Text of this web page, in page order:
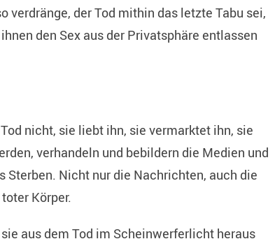
verdränge, der Tod mithin das letzte Tabu sei,
den Sex aus der Privatsphäre entlassen
nicht, sie liebt ihn, sie vermarktet ihn, sie
verhandeln und bebildern die Medien und
Sterben. Nicht nur die Nachrichten, auch die
Körper.
aus dem Tod im Scheinwerferlicht heraus